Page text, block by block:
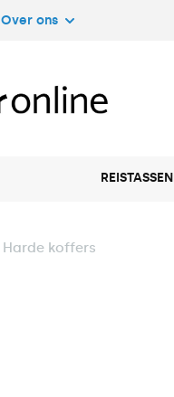
Over ons
REISTASSEN
Harde koffers